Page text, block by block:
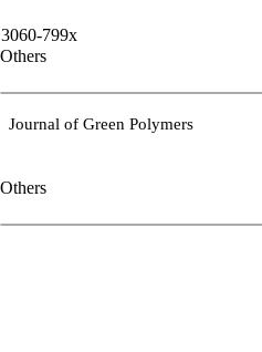
3060-799x
Others
Journal of Green Polymers
Others